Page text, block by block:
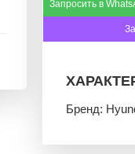
Запросить в
Бренд: